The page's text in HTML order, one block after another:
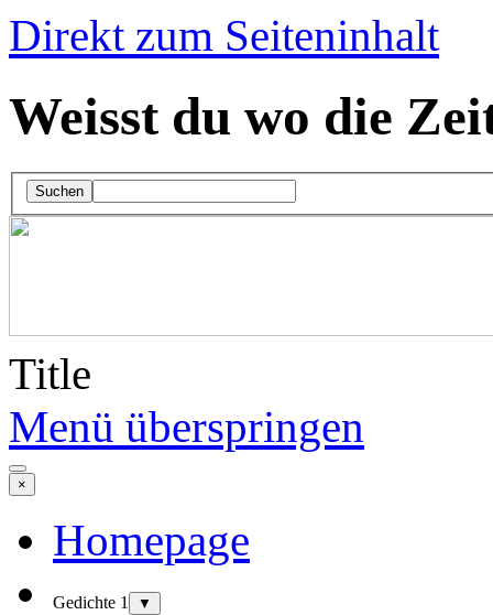
Direkt zum Seiteninhalt
Weisst du wo die
Suchen
Title
Menü überspringen
×
Homepage
Gedichte 1 ▼